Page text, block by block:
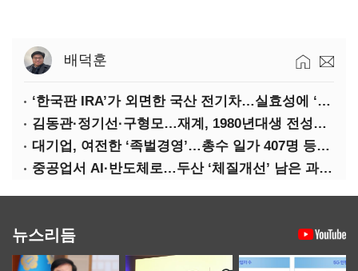
배덕훈
‘한국판 IRA’가 외면한 국산 전기차…실효성에 ‘의문’
김동관·정기선·구형모…재계, 1980년대생 전성시대
대기업, 여전한 ‘족벌경영’…총수 일가 407명 등기임원
중공업서 AI·반도체로…두산 ‘체질개선’ 남은 과제는
뉴스리듬